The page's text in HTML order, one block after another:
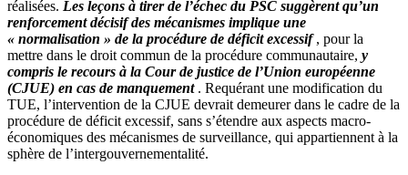
réalisées. Les leçons à tirer de l’échec du PSC suggèrent qu’un
renforcement décisif des mécanismes implique une
« normalisation » de la procédure de déficit excessif , pour la
mettre dans le droit commun de la procédure communautaire, y
compris le recours à la Cour de justice de l’Union européenne
(CJUE) en cas de manquement . Requérant une modification du
TUE, l’intervention de la CJUE devrait demeurer dans le cadre de la
procédure de déficit excessif, sans s’étendre aux aspects macro-
économiques des mécanismes de surveillance, qui appartiennent à la
sphère de l’intergouvernementalité.